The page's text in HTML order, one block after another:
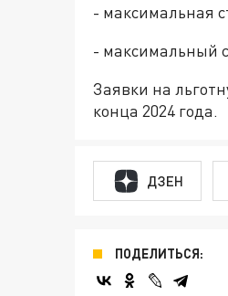
- максимальная
- максимальный
Заявки на
конца 2024 года.
ДЗЕН
ПОДЕЛИТЬСЯ: